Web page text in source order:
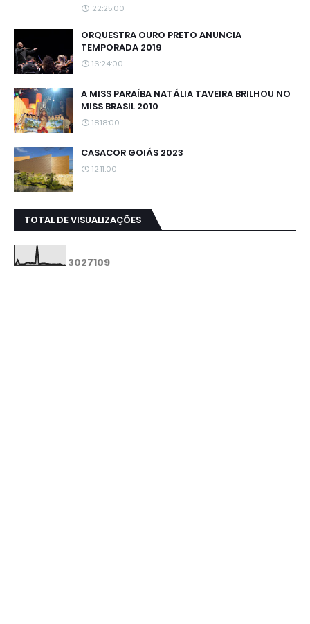
22:25:00
ORQUESTRA OURO PRETO ANUNCIA
TEMPORADA 2019
16:24:00
A MISS PARAÍBA NATÁLIA TAVEIRA BRILHOU NO
MISS BRASIL 2010
18:18:00
CASACOR GOIÁS 2023
12:11:00
TOTAL DE VISUALIZAÇÕES
3027109